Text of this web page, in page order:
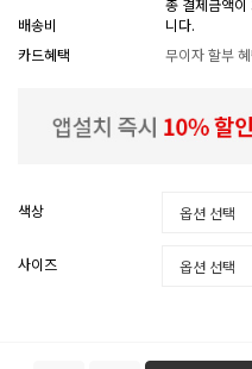
배송비
총 결제금액
니다.
카드혜택
무이자 할부
색상
사이즈